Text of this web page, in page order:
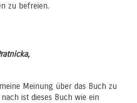
zu befreien.
Meinung über das Buch zu
ist dieses Buch wie ein